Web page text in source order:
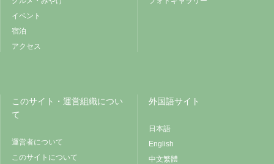
イベント
宿泊
アクセス
このサイト・運営組織につい
て
運営者について
このサイトについて
外国語サイト
日本語
English
中文繁體